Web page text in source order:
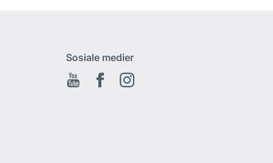
Sosiale medier
Youtube FacebookInstagram